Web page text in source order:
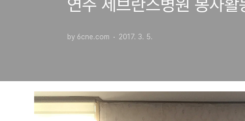
연주 세브란스병원 봉사
by 6cne.com 2017. 3. 5.